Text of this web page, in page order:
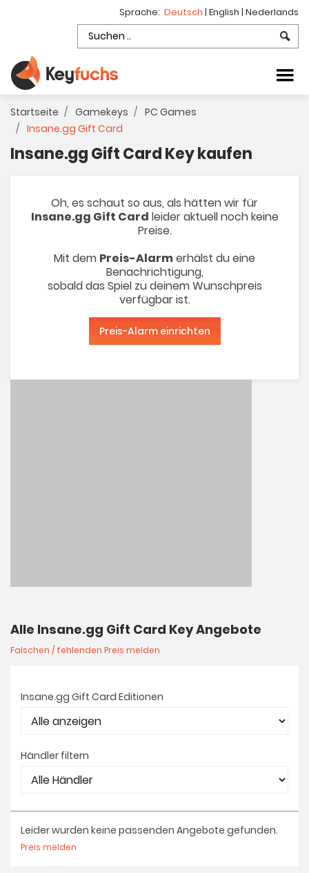
Sprache: Deutsch | English | Nederlands
Startseite Gamekeys
PC Games
Insane.gg Gift Card
Insane.gg Gift Card Key kaufen
Oh, es schaut so aus, als hätten wir für
Insane.gg Gift Card leider aktuell noch keine
Preise.
Mit dem Preis-Alarmerhälst du eine
Benachrichtigung,
sobald das Spiel zu deinem Wunschpreis
verfügbar ist.
Preis-Alarm einrichten
Alle Insane.gg Gift Card Key Angebote
Falschen / fehlenden Preis melden
Insane.gg Gift Card Editionen
Händler filtern
Leider wurden keine passenden Angebote gefunden.
Preis melden